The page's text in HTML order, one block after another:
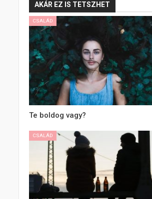
AKÁR EZ IS TETSZHET
CSALÁD
Te boldog vagy?
CSALÁD